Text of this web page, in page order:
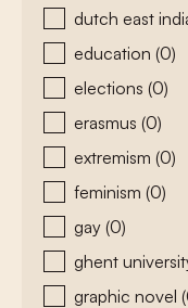
dutch east
education (0)
elections (0)
erasmus (0)
extremism (0)
feminism (0)
gay (0)
ghent
graphic novel